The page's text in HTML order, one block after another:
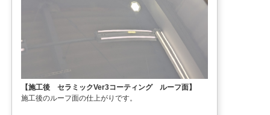
【施工後 セラミックVer3コーティング ルーフ面】
施工後のルーフ面の仕上がりです。